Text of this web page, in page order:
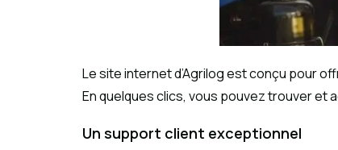
Le site internet d’Agrilog est conçu pour
En quelques clics, vous pouvez trouver
Un support client exceptionnel